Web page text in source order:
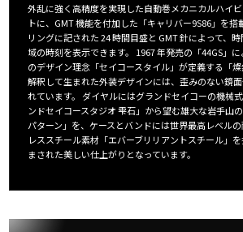
外乱に強く高精度を実現した自動巻メカニカルハイ
トに、GMT 機能を付加した「キャリバー9S86」を
リングに記された 24 時間目盛と GMT 針によって、
域の時刻を表示できます。 1967 年発売の「44GS」
のデザイン理念「セイコースタイル」が定義する「
解釈して生まれた外装デザインには、歪みのない鏡
れています。 ダイヤルにはグランドセイコーの機械
ンドセイコースタジオ 雫石」から望む雄大な岩手山
パターン」を、ケースとバンドには世界最高レベル
レススチール素材「エバーブリリアントスチール」
まされた美しい仕上がりとなっています。